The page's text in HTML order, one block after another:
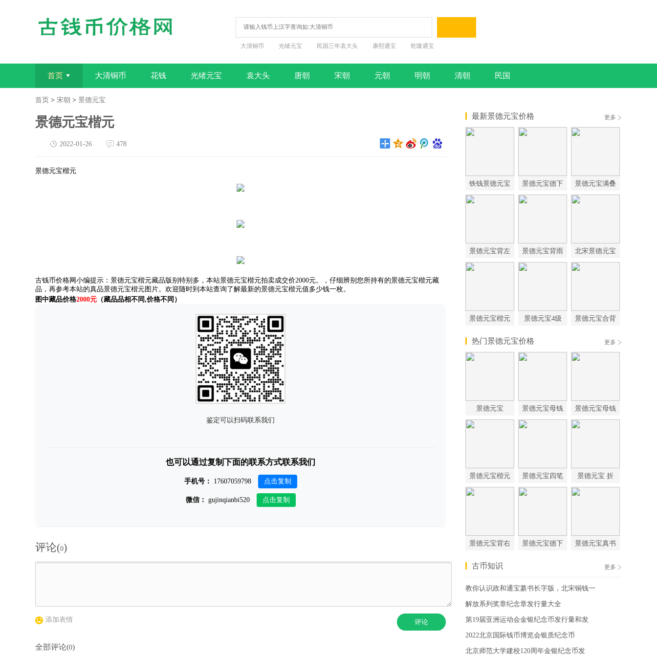
大清铜币 光绪元宝 民国三年袁大头 康熙通宝 乾隆通宝
首页 大清铜币 花钱 光绪元宝 袁大头 唐朝 宋朝 元朝 明朝 清朝 民国
首页 > 宋朝 > 景德元宝
景德元宝楷元
2022-01-26 478
景德元宝楷元
古钱币价格网小编提示：景德元宝楷元藏品版别特别多，本站景德元宝楷元拍卖成交价2000元。，仔细辨别您所持有的景德元宝楷元藏
品，再参考本站的真品景德元宝楷元图片。欢迎随时到本站查询了解最新的景德元宝楷元值多少钱一枚。
图中藏品价格2000元 （藏品品相不同,价格不同）
鉴定可以扫码联系我们
也可以通过复制下面的联系方式联系我们
手机号： 17607059798 点击复制
微信： gujinqianbi520 点击复制
评论(0)
添加表情
全部评论(0)
最新景德元宝价格 更多
铁钱景德元宝 景德元宝德下 景德元宝满叠
景德元宝背左 景德元宝背雨 北宋景德元宝
景德元宝楷元 景德元宝4级 景德元宝合背
热门景德元宝价格 更多
景德元宝 景德元宝母钱 景德元宝母钱
景德元宝楷元 景德元宝四笔 景德元宝 折
景德元宝背右 景德元宝德下 景德元宝真书
古币知识 更多
教你认识政和通宝纂书长字版，北宋铜钱一
解放系列奖章纪念章发行量大全
第19届亚洲运动会金银纪念币发行量和发
2022北京国际钱币博览会银质纪念币
北京师范大学建校120周年金银纪念币发